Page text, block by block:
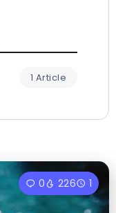
1 Article
0 226 1